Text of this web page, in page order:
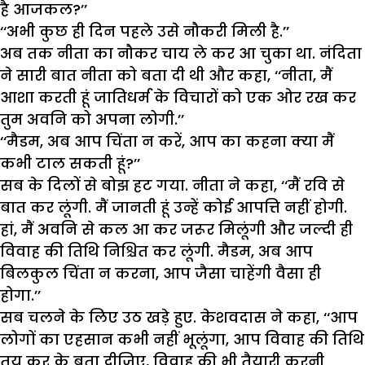
है आजकल?’’
‘‘अभी कुछ ही दिन पहले उसे नौकरी मिली है.’’
अब तक नीता का नौकर चाय ले कर आ चुका था. नंदिता
ने सारी बात नीता को बता दी थी और कहा, ‘‘नीता, मैं
आशा करती हूं जातिधर्म के विचारों को एक ओर रख कर
तुम अवनि को अपना लोगी.’’
‘‘मैडम, अब आप चिंता न करें, आप का कहना क्या मैं
कभी टाल सकती हूं?’’
सब के दिलों से बोझ हट गया. नीता ने कहा, ‘‘मैं रवि से
बात कर लूंगी. मैं जानती हूं उन्हें कोई आपत्ति नहीं होगी.
हां, मैं अवनि से कल आ कर जरूर मिलूंगी और जल्दी ही
विवाह की तिथि निश्चित कर लूंगी. मैडम, अब आप
बिलकुल चिंता न करना, आप जैसा चाहेंगी वैसा ही
होगा.’’
सब चलने के लिए उठ खड़े हुए. केशवदास ने कहा, ‘‘आप
लोगों का एहसान कभी नहीं भूलूंगा, आप विवाह की तिथि